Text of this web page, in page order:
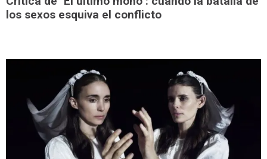
los sexos esquiva el conflicto